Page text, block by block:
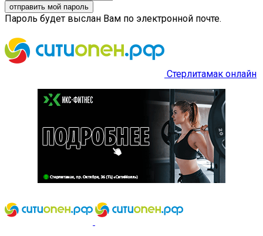
Пароль будет выслан Вам по электронной почте.
Стерлитамак онлайн